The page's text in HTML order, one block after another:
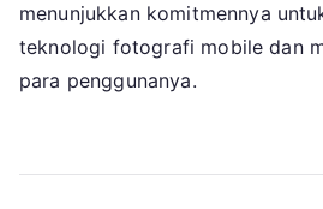
menunjukkan komitmennya
teknologi fotografi mobile dan
para penggunanya.